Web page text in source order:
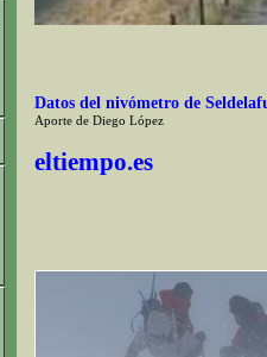
Datos del nivómetro de
Aporte de Diego López
eltiempo.es